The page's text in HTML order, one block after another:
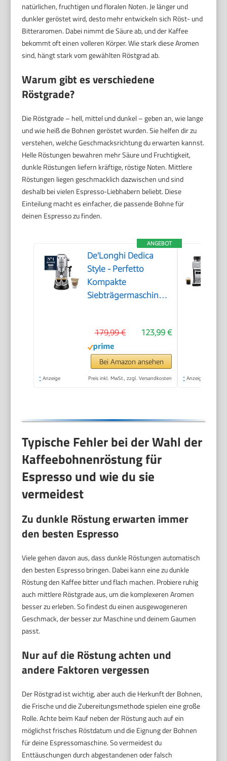
natürlichen, fruchtigen und floralen Noten. Je länger und
dunkler geröstet wird, desto mehr entwickeln sich Röst- und
Bitteraromen. Dabei nimmt die Säure ab, und der Kaffee
bekommt oft einen volleren Körper. Wie stark diese Aromen
sind, hängt stark vom gewählten Röstgrad ab.
Warum gibt es verschiedene
Röstgrade?
Die Röstgrade – hell, mittel und dunkel – geben an, wie lange
und wie heiß die Bohnen geröstet wurden. Sie helfen dir zu
verstehen, welche Geschmacksrichtung du erwarten kannst.
Helle Röstungen bewahren mehr Säure und Fruchtigkeit,
dunkle Röstungen liefern kräftige, röstige Noten. Mittlere
Röstungen liegen geschmacklich dazwischen und sind
deshalb bei vielen Espresso-Liebhabern beliebt. Diese
Einteilung macht es einfacher, die passende Bohne für
deinen Espresso zu finden.
ANGEBOT
De'Longhi Dedica
Style - Perfetto
Kompakte
Siebträgermaschine
Milchaufschäumer für
Espresso und
Cappuccino, ESE Pad
geeignet, 15cm breit,
123,99 €
179,99 €
Bei Amazon ansehen
* Anzeige Preis inkl. MwSt., zzgl. Versandkosten * Anzeige
Typische Fehler bei der Wahl der
Kaffeebohnenröstung für
Espresso und wie du sie
vermeidest
Zu dunkle Röstung erwarten immer
den besten Espresso
Viele gehen davon aus, dass dunkle Röstungen automatisch
den besten Espresso bringen. Dabei kann eine zu dunkle
Röstung den Kaffee bitter und flach machen. Probiere ruhig
auch mittlere Röstgrade aus, um die komplexeren Aromen
besser zu erleben. So findest du einen ausgewogeneren
Geschmack, der besser zur Maschine und deinem Gaumen
passt.
Nur auf die Röstung achten und
andere Faktoren vergessen
Der Röstgrad ist wichtig, aber auch die Herkunft der Bohnen,
die Frische und die Zubereitungsmethode spielen eine große
Rolle. Achte beim Kauf neben der Röstung auch auf ein
möglichst frisches Röstdatum und die Eignung der Bohnen
für deine Espressomaschine. So vermeidest du
Enttäuschungen durch abgestandenen oder falsch